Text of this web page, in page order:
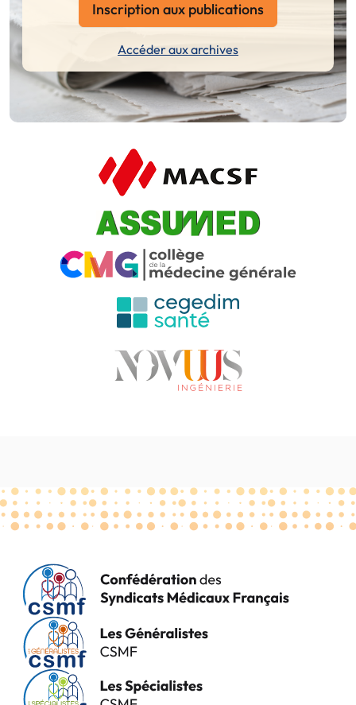
Inscription aux publications
Accéder aux archives